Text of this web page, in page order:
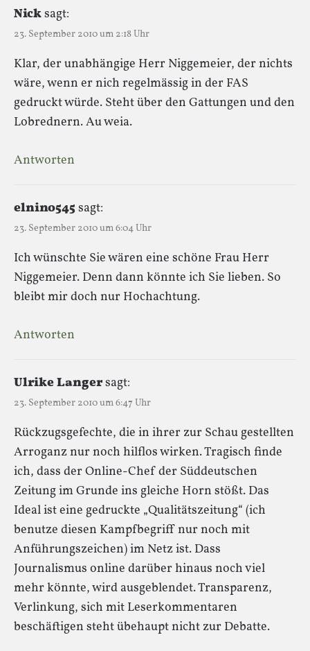
Nicksagt:
23. September 2010 um 2:18 Uhr
Klar, der unabhängige Herr Niggemeier, der nichts
wäre, wenn er nich regelmässig in der FAS
gedruckt würde. Steht über den Gattungen und den
Lobrednern. Au weia.
Antworten
elnino545 sagt:
23. September 2010 um 6:04 Uhr
Ich wünschte Sie wären eine schöne Frau Herr
Niggemeier. Denn dann könnte ich Sie lieben. So
bleibt mir doch nur Hochachtung.
Antworten
Ulrike Langersagt:
23. September 2010 um 6:47 Uhr
Rückzugsgefechte, die in ihrer zur Schau gestellten
Arroganz nur noch hilflos wirken. Tragisch finde
ich, dass der Online-Chef der Süddeutschen
Zeitung im Grunde ins gleiche Horn stößt. Das
Ideal ist eine gedruckte „Qualitätszeitung“ (ich
benutze diesen Kampfbegriff nur noch mit
Anführungszeichen) im Netz ist. Dass
Journalismus online darüber hinaus noch viel
mehr könnte, wird ausgeblendet. Transparenz,
Verlinkung, sich mit Leserkommentaren
beschäftigen steht übehaupt nicht zur Debatte.